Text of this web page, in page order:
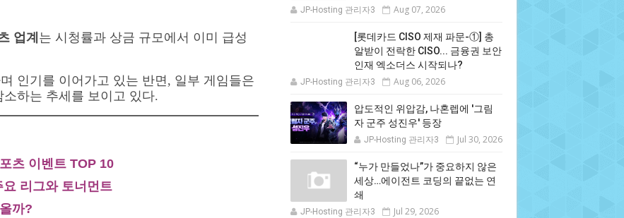
업계 는 시청률과 상금 규모에서 이미 급성
인기를 이어가고 있는 반면, 일부 게임들은
하는 추세를 보이고 있다.
츠 이벤트 TOP 10
리그와 토너먼트
까?
JP-Hosting 관리자3 Aug 07, 2026
[롯데카드 CISO 제재 파문-①] 총
알받이 전락한 CISO... 금융권 보안
인재 엑소더스 시작되나?
JP-Hosting 관리자3 Aug 06, 2026
압도적인 위압감, 나혼렙에 '그림
자 군주 성진우' 등장
JP-Hosting 관리자3 Jul 30, 2026
“누가 만들었나”가 중요하지 않은
세상…에이전트 코딩의 끝없는 연
쇄
JP-Hosting 관리자3 Jul 29, 2026